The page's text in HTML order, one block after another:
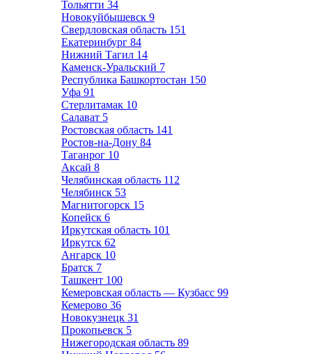
Тольятти 34
Новокуйбышевск 9
Свердловская область 151
Екатеринбург 84
Нижний Тагил 14
Каменск-Уральский 7
Республика Башкортостан 150
Уфа 91
Стерлитамак 10
Салават 5
Ростовская область 141
Ростов-на-Дону 84
Таганрог 10
Аксай 8
Челябинская область 112
Челябинск 53
Магнитогорск 15
Копейск 6
Иркутская область 101
Иркутск 62
Ангарск 10
Братск 7
Ташкент 100
Кемеровская область — Кузбасс 99
Кемерово 36
Новокузнецк 31
Прокопьевск 5
Нижегородская область 89